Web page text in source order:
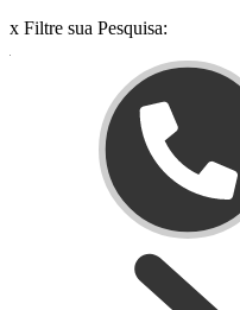
x Filtre sua Pesquisa: